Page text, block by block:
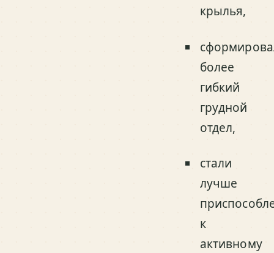
крылья,
более
гибкий
грудной
отдел,
стали
лучше
к
активному